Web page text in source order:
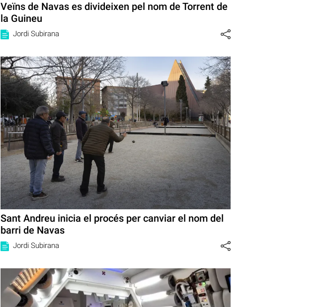
Veïns de Navas es divideixen pel nom de Torrent de
la Guineu
Jordi Subirana
Sant Andreu inicia el procés per canviar el nom del
barri de Navas
Jordi Subirana